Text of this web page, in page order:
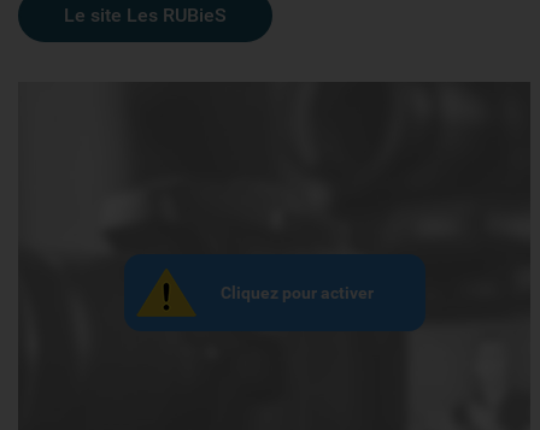
Le site Les RUBieS